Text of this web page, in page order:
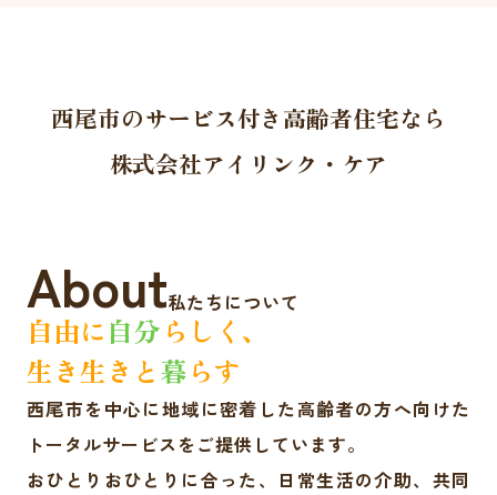
西尾市のサービス付き高齢者住宅なら
株式会社アイリンク・ケア
About私たちについて
自由に 自分 らしく、
生き生きと暮らす
西尾市を中心に地域に密着した高齢者の方へ向けた
トータルサービスをご提供しています。
おひとりおひとりに合った、日常生活の介助、共同